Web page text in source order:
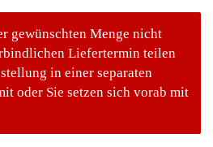
gewünschten Menge nicht
Liefertermin teilen
in einer separaten
oder Sie setzen sich vorab mit